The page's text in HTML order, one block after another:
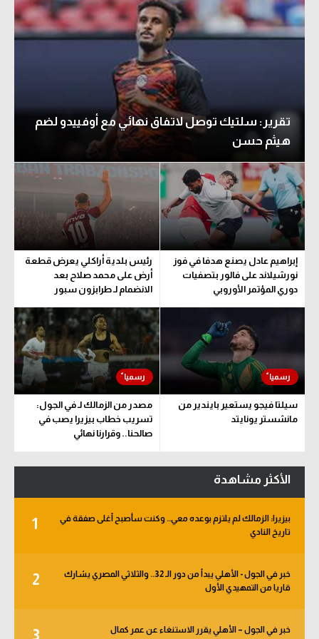
تقرير: سلتيك توصل لاتفاق نهائي مع أوفييدو لضم
هيثم حسن
إبراهيم عادل يصنع هدفا في فوز
نورشيلاند على فالور بتصفيات
دوري المؤتمر الأوروبي
رئيس بلدية أراكلي يعرض قطعة
أرض على محمد صلاح بعد
الانضمام لـ طرابزون سبور
سيلتا فيجو يستعير بايندير من
مانشستر يونايتد
مصدر من الزمالك لـ في الجول:
تسريب خطاب بيزيرا يصب في
صالحنا.. وقرارنا نهائي
الأكثر مشاهدة
1
بيزيرا: الزمالك لم يلتزم بوعده معي.. وكنت سأصبح أغلى صفقة في
تاريخ النادي
2
خبر في الجول - الأهلي يبدأ من دور الـ 32.. والثلاثي المصري يشارك
قاريا من التمهيدي الأول
3 خبر في الجول – الأهلي يقرر الاستنغاء عن عمر كمال